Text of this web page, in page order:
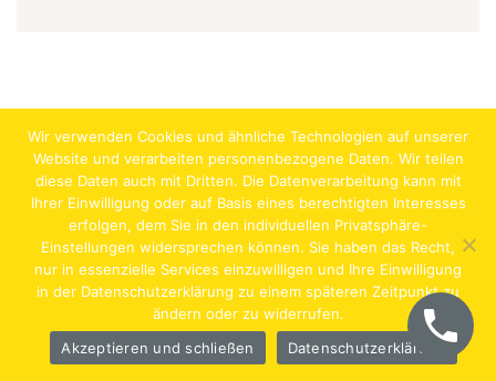
Jobs Lehrstellen Impressum AGB Datenschutz
Hentschläger Bau GmbH – A-4222 Langenstein,
Wir verwenden Cookies und ähnliche Technologien auf unserer
Website und verarbeiten personenbezogene Daten. Wir teilen
diese Daten auch mit Dritten. Die Datenverarbeitung kann mit
Ihrer Einwilligung oder auf Basis eines berechtigten Interesses
erfolgen, dem Sie in den individuellen Privatsphäre-
Einstellungen widersprechen können. Sie haben das Recht,
nur in essenzielle Services einzuwilligen und Ihre Einwilligung
in der Datenschutzerklärung zu einem späteren Zeitpunkt zu
ändern oder zu widerrufen.
Akzeptieren und schließen
Datenschutzerklärung